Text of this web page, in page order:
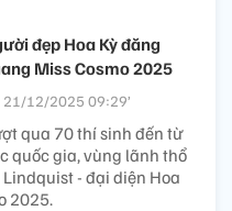
đẹp Hoa Kỳ đăng
Miss Cosmo 2025
21/12/2025 09:29’
qua 70 thí sinh đến từ
quốc gia, vùng lãnh thổ
- đại diện Hoa
2025.